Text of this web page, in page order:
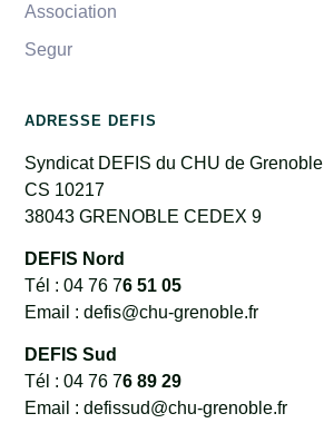
Association
Segur
ADRESSE DEFIS
Syndicat DEFIS du CHU de Grenoble
CS 10217
38043 GRENOBLE CEDEX 9
DEFIS Nord
Tél : 04 76 76 51 05
Email : defis@chu-grenoble.fr
DEFIS Sud
Tél : 04 76 76 89 29
Email : defissud@chu-grenoble.fr